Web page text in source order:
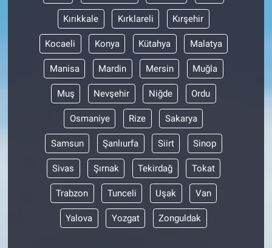
Kırıkkale Kırklareli Kırşehir
Kocaeli Konya Kütahya Malatya
Manisa Mardin Mersin Muğla
Muş Nevşehir Niğde Ordu
Osmaniye Rize Sakarya
Samsun Şanlıurfa Siirt Sinop
Sivas Şırnak Tekirdağ Tokat
Trabzon Tunceli Uşak Van
Yalova Yozgat Zonguldak